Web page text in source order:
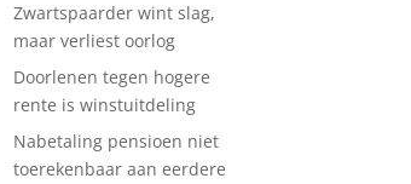
Zwartspaarder wint slag,
maar verliest oorlog
Doorlenen tegen hogere
rente is winstuitdeling
Nabetaling pensioen niet
toerekenbaar aan eerdere